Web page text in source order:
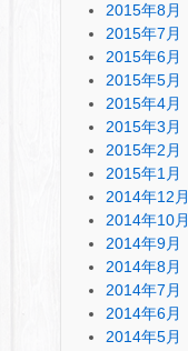
2015年8月
2015年7月
2015年6月
2015年5月
2015年4月
2015年3月
2015年2月
2015年1月
2014年12月
2014年10月
2014年9月
2014年8月
2014年7月
2014年6月
2014年5月